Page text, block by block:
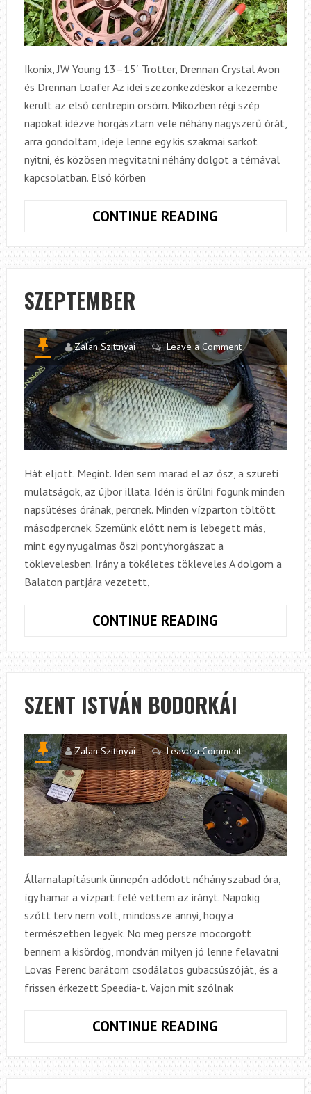
Ikonix, JW Young 13–15′ Trotter, Drennan Crystal Avon
és Drennan Loafer Az idei szezonkezdéskor a kezembe
került az első centrepin orsóm. Miközben régi szép
napokat idézve horgásztam vele néhány nagyszerű órát,
arra gondoltam, ideje lenne egy kis szakmai sarkot
nyitni, és közösen megvitatni néhány dolgot a témával
kapcsolatban. Első körben
CONTINUE READING
SZEPTEMBER
Zalan Szittnyai Leave a Comment
Hát eljött. Megint. Idén sem marad el az ősz, a szüreti
mulatságok, az újbor illata. Idén is örülni fogunk minden
napsütéses órának, percnek. Minden vízparton töltött
másodpercnek. Szemünk előtt nem is lebegett más,
mint egy nyugalmas őszi pontyhorgászat a
töklevelesben. Irány a tökéletes tökleveles A dolgom a
Balaton partjára vezetett,
CONTINUE READING
SZENT ISTVÁN BODORKÁI
Zalan Szittnyai Leave a Comment
Államalapításunk ünnepén adódott néhány szabad óra,
így hamar a vízpart felé vettem az irányt. Napokig
szőtt terv nem volt, mindössze annyi, hogy a
természetben legyek. No meg persze mocorgott
bennem a kisördög, mondván milyen jó lenne felavatni
Lovas Ferenc barátom csodálatos gubacsúszóját, és a
frissen érkezett Speedia-t. Vajon mit szólnak
CONTINUE READING
BODORKÁI